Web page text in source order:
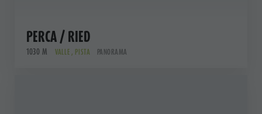
PERCA / RIED
1030 M VALLE , PISTA PANORAMA